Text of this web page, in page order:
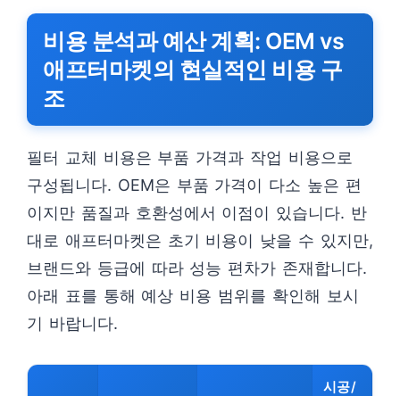
비용 분석과 예산 계획: OEM vs
애프터마켓의 현실적인 비용 구
조
필터 교체 비용은 부품 가격과 작업 비용으로
구성됩니다. OEM은 부품 가격이 다소 높은 편
이지만 품질과 호환성에서 이점이 있습니다. 반
대로 애프터마켓은 초기 비용이 낮을 수 있지만,
브랜드와 등급에 따라 성능 편차가 존재합니다.
아래 표를 통해 예상 비용 범위를 확인해 보시
기 바랍니다.
시공/